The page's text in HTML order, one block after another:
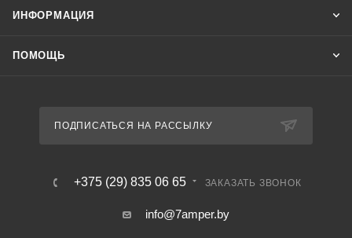
ИНФОРМАЦИЯ
ПОМОЩЬ
ПОДПИСАТЬСЯ НА РАССЫЛКУ
+375 (29) 835 06 65 ЗАКАЗАТЬ ЗВОНОК
info@7amper.by